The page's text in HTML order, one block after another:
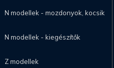
N modellek - mozdonyok, kocsik
N modellek - kiegészítők
Z modellek